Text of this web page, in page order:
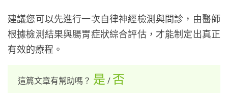
建議您可以先進行一次自律神經檢測與問診，由醫師
根據檢測結果與腸胃症狀綜合評估，才能制定出真正
有效的療程。
這篇文章有幫助嗎？ 是 / 否